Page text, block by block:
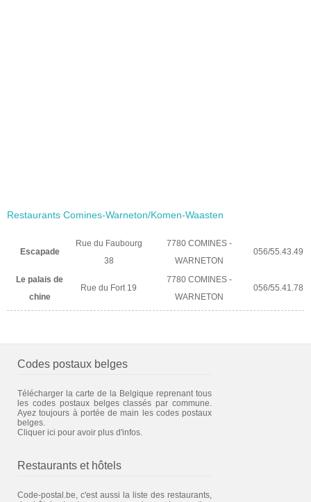
Restaurants Comines-Warneton/Komen-Waasten
Escapade
Rue du Faubourg
38
7780 COMINES -
WARNETON
056/55.43.49
Le palais de
chine
Rue du Fort 19
7780 COMINES -
WARNETON
056/55.41.78
Codes postaux belges
Télécharger la carte de la Belgique reprenant tous
les codes postaux belges classés par commune.
Ayez toujours à portée de main les codes postaux
belges.
Cliquer ici pour avoir plus d'infos.
Restaurants et hôtels
Code-postal.be, c'est aussi la liste des restaurants,